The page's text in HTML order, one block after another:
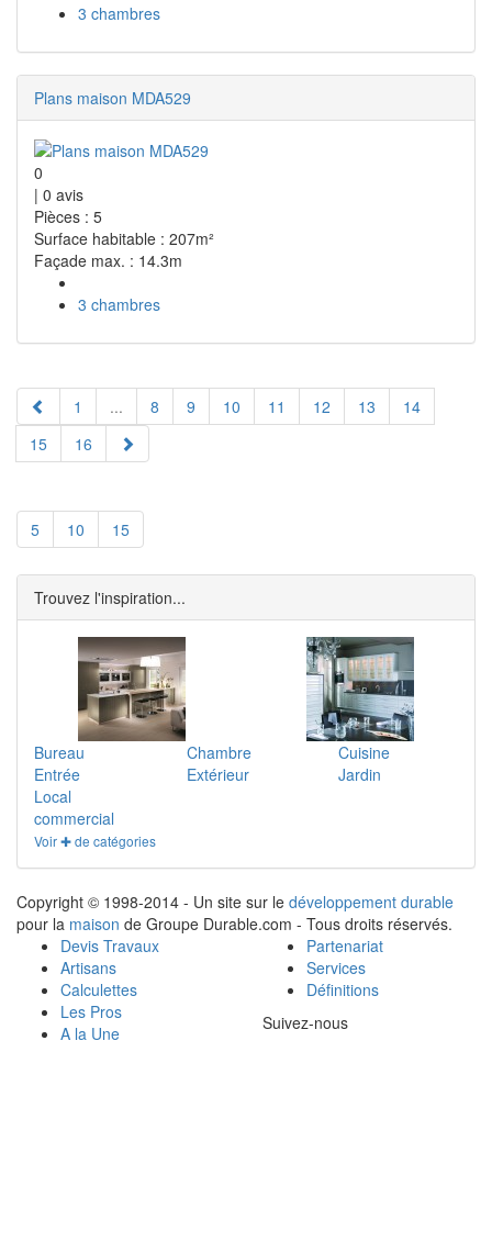
3 chambres
Plans maison MDA529
0
| 0 avis
Pièces : 5
Surface habitable : 207m²
Façade max. : 14.3m
3 chambres
1 ... 8 9 10 11 12 13
14
15
16
5 10 15
Trouvez l'inspiration...
Bureau Chambre
Cuisine
Entrée
Extérieur
Jardin
Local
commercial
Voir ✚ de catégories
Copyright © 1998-2014 - Un site sur le développement durable
pour la maison de Groupe Durable.com - Tous droits réservés.
Devis Travaux
Artisans
Calculettes
Les Pros
A la Une
Partenariat
Services
Définitions
Suivez-nous